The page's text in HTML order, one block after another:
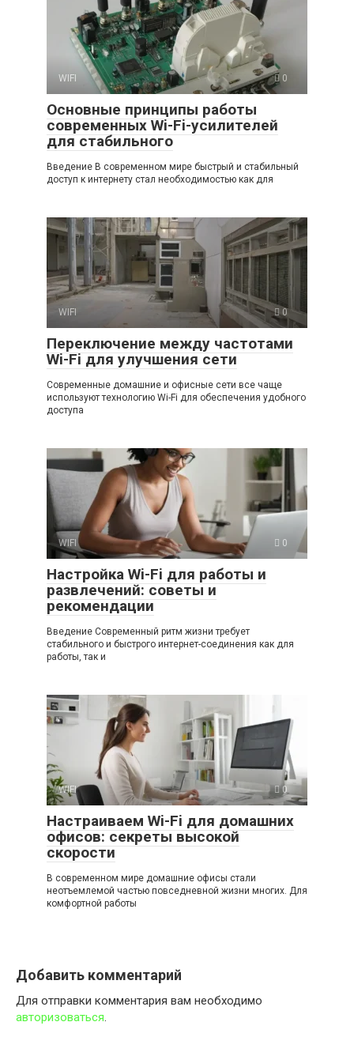
WIFI 0
Основные принципы работы
современных Wi-Fi-усилителей
для стабильного
Введение В современном мире быстрый и стабильный
доступ к интернету стал необходимостью как для
WIFI 0
Переключение между частотами
Wi-Fi для улучшения сети
Современные домашние и офисные сети все чаще
используют технологию Wi-Fi для обеспечения удобного
доступа
WIFI 0
Настройка Wi-Fi для работы и
развлечений: советы и
рекомендации
Введение Современный ритм жизни требует
стабильного и быстрого интернет-соединения как для
работы, так и
WIFI 0
Настраиваем Wi-Fi для домашних
офисов: секреты высокой
скорости
В современном мире домашние офисы стали
неотъемлемой частью повседневной жизни многих. Для
комфортной работы
Добавить комментарий
Для отправки комментария вам необходимо
авторизоваться.